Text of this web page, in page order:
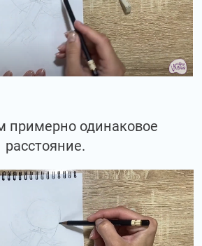
примерно одинаковое
расстояние.